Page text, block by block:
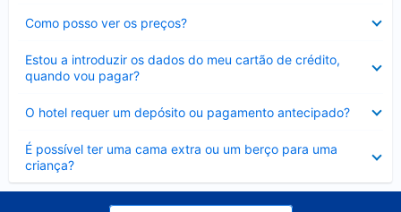
Como posso ver os preços?
fechado
Estou a introduzir os dados do meu cartão de crédito,
quando vou pagar?
fechado
O hotel requer um depósito ou pagamento antecipado?
fechado
É possível ter uma cama extra ou um berço para uma
criança?
Elemento
fechado